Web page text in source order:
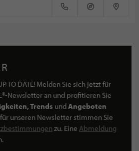
TO DATE! Melden Sie sich jetzt für
Newsletter an und profitieren Sie
Trends undAngeboten
unseren Newsletter stimmen Sie
zu. Eine Abmeldung